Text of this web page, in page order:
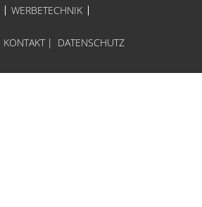
WERBETECHNIK
KONTAKT | DATENSCHUTZ